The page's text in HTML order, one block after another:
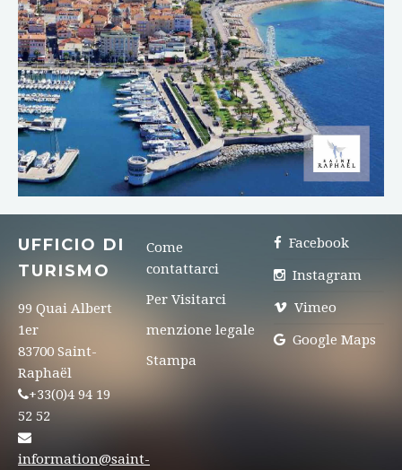
UFFICIO DI
TURISMO
99 Quai Albert
1er
83700 Saint-
Raphaël
+33(0)4 94 19
52 52
information@saint-
Come
contattarci
Per Visitarci
menzione legale
Stampa
Facebook
Instagram
Vimeo
Google Maps